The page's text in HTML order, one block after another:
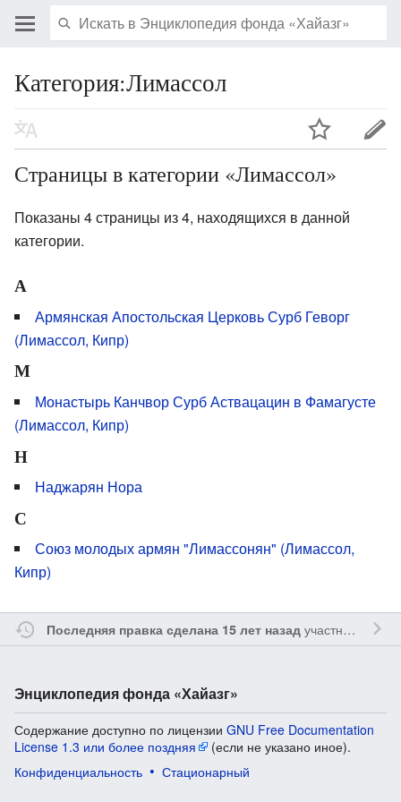
Категория:Лимассол
Страницы в категории «Лимассол»
Показаны 4 страницы из 4, находящихся в данной
категории.
А
Армянская Апостольская Церковь Сурб Геворг
(Лимассол, Кипр)
М
Монастырь Канчвор Сурб Аствацацин в Фамагусте
(Лимассол, Кипр)
Н
Наджарян Нора
С
Союз молодых армян "Лимассонян" (Лимассол,
Кипр)
Последняя правка сделана 15 лет назадучастником
Энциклопедия фонда «Хайазг»
Содержание доступно по лицензии GNU Free Documentation
License 1.3 или более поздняя
(если не указано иное).
Конфиденциальность
Стационарный